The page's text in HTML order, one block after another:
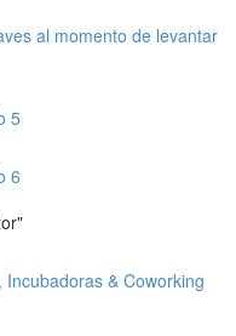
al momento de levantar
5
6
& Coworking